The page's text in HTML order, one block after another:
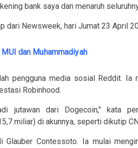
bank saya dan menaruh
dari Newsweek, hari Jumat 23 April
dan Muhammadiyah
pengguna media sosial Reddit. Ia
Robinhood.
jutawan dari Dogecoin," kata
miliar) di akunnya, seperti dikutip
Contessoto. Ia mulai